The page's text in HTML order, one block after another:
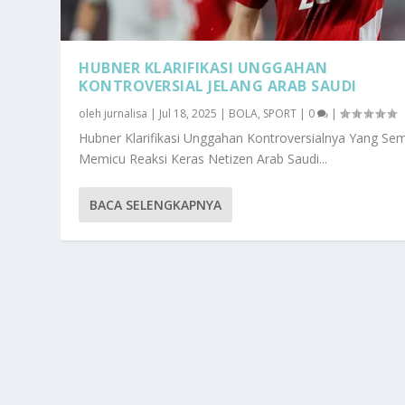
HUBNER KLARIFIKASI UNGGAHAN
KONTROVERSIAL JELANG ARAB SAUDI
oleh jurnalisa | Jul 18, 2025 | BOLA, SPORT | 0 |
Hubner Klarifikasi Unggahan Kontroversialnya Yang
Memicu Reaksi Keras Netizen Arab Saudi...
BACA SELENGKAPNYA